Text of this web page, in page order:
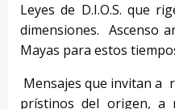
Leyes de D.I.O.S. que
dimensiones. Ascenso
Mayas para estos
Mensajes que invitan a
prístinos del origen, a